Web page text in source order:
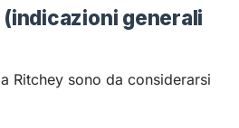
(indicazioni generali
Ritchey sono da considerarsi